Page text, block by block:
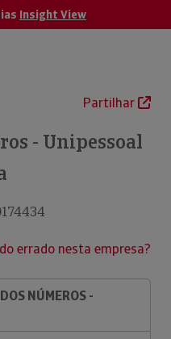
Insight View
Partilhar
- Unipessoal
errado nesta empresa?
NÚMEROS -